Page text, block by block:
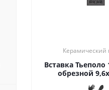
Керамический
Вставка
обрезной